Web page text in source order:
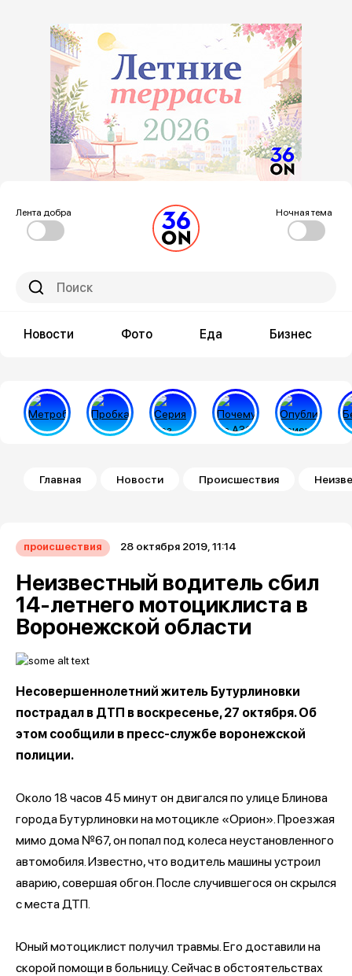
Лента добра Ночная тема
Новости Фото Еда Бизнес
Строка навигации
Главная Новости Происшествия
происшествия 28 октября 2019, 11:14
Неизвестный водитель сбил
14-летнего мотоциклиста в
Воронежской области
Несовершеннолетний житель Бутурлиновки
пострадал в ДТП в воскресенье, 27 октября. Об
этом сообщили в пресс-службе воронежской
полиции.
Около 18 часов 45 минут он двигался по улице Блинова
города Бутурлиновки на мотоцикле «Орион». Проезжая
мимо дома №67, он попал под колеса неустановленного
автомобиля. Известно, что водитель машины устроил
аварию, совершая обгон. После случившегося он скрылся
с места ДТП.
Юный мотоциклист получил травмы. Его доставили на
скорой помощи в больницу. Сейчас в обстоятельствах